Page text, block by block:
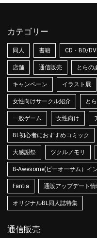
カテゴリー
同人 書籍 CD・BD/
店舗 通信販売 とらの
キャンペーン イラスト展
女性向けサークル紹介 と
一般ゲーム 女性向け
BL初心者におすすめコミック
大感謝祭 ツクルノモリ
B-Awesome(ビーオーサム）イ
Fantia 通販アップデート情
オリジナルBL同人誌特集
通信販売